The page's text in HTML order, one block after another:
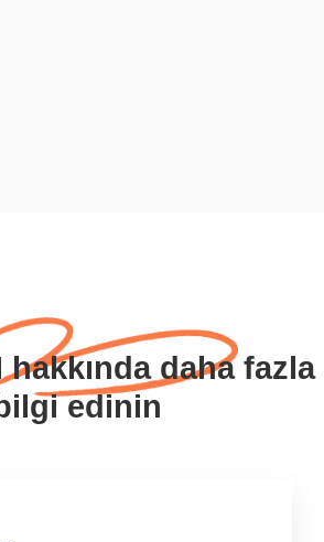
hakkında daha fazla
edinin